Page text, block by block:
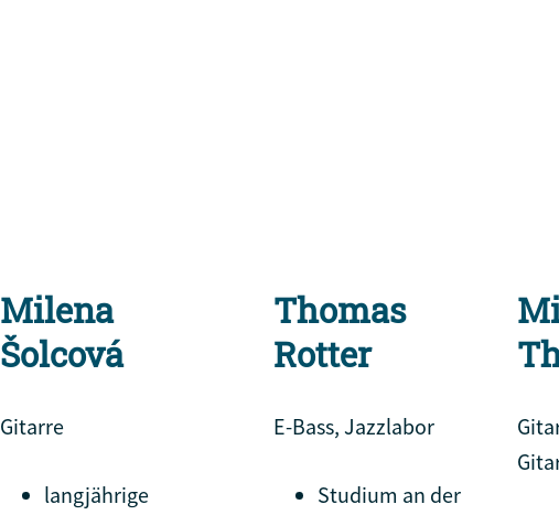
Milena
Šolcová
Gitarre
langjährige
Thomas
Rotter
E-Bass, Jazzlabor
Studium an der